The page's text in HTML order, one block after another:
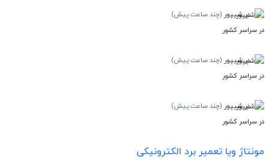
در شیپور (چند ساعت پیش)
در سراسر کشور
در شیپور (چند ساعت پیش)
در سراسر کشور
در شیپور (چند ساعت پیش)
در سراسر کشور
مونتاژ ویا تعمیر برد الکترونیکی